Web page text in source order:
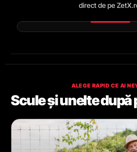
direct de pe
ALEGE RAPID CE AI
Scule și unelte